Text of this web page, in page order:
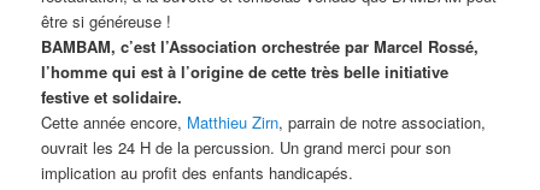
être si généreuse !
BAMBAM, c’est l’Association orchestrée par Marcel Rossé,
l’homme qui est à l’origine de cette très belle initiative
festive et solidaire.
Cette année encore, Matthieu Zirn, parrain de notre association,
ouvrait les 24 H de la percussion. Un grand merci pour son
implication au profit des enfants handicapés.